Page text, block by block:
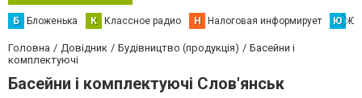
Б Бложенька К Классное радио Н Налоговая информирует Ю
Головна Довідник Будівництво (продукція)
Басейни і
комплектуючі
Басейни і комплектуючі Слов'янськ